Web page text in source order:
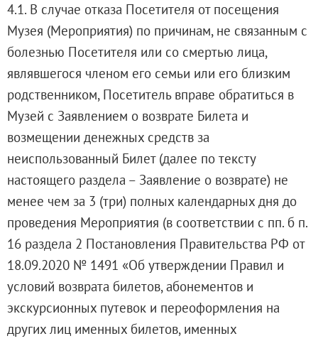
4.1. В случае отказа Посетителя от посещения
Музея (Мероприятия) по причинам, не связанным с
болезнью Посетителя или со смертью лица,
являвшегося членом его семьи или его близким
родственником, Посетитель вправе обратиться в
Музей с Заявлением о возврате Билета и
возмещении денежных средств за
неиспользованный Билет (далее по тексту
настоящего раздела – Заявление о возврате) не
менее чем за 3 (три) полных календарных дня до
проведения Мероприятия (в соответствии с пп. б п.
16 раздела 2 Постановления Правительства РФ от
18.09.2020 № 1491 «Об утверждении Правил и
условий возврата билетов, абонементов и
экскурсионных путевок и переоформления на
других лиц именных билетов, именных